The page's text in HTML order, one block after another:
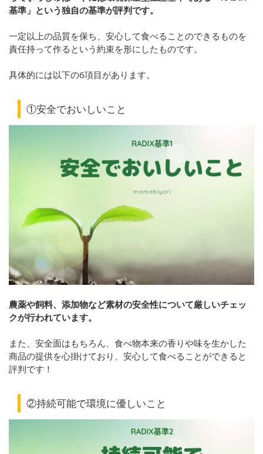
基準」という独自の基準が評判です。
一定以上の品質を保ち、安心して食べることのできるものを
責任持って作るという約束を形にしたものです。
具体的には以下の6項目があります。
①安全でおいしいこと
農薬や飼料、添加物など素材の安全性について厳しいチェッ
クが行われています。
また、安全面はもちろん、食べ物本来の香りや味を生かした
商品の提供を心掛けており、安心して食べることができると
評判です！
②持続可能で環境に優しいこと